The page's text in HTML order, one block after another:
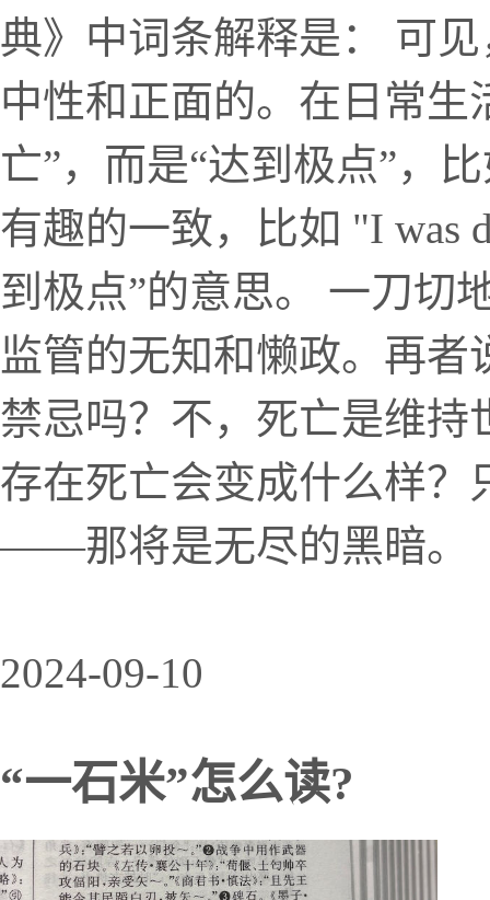
典》中词条解释是： 可
中性和正面的。在日常生
亡”，而是“达到极点”，
有趣的一致，比如 "I was
到极点”的意思。 一刀切
监管的无知和懒政。再者
禁忌吗？不，死亡是维持
存在死亡会变成什么样？
——那将是无尽的黑暗。
2024-09-10
“一石米”怎么读?